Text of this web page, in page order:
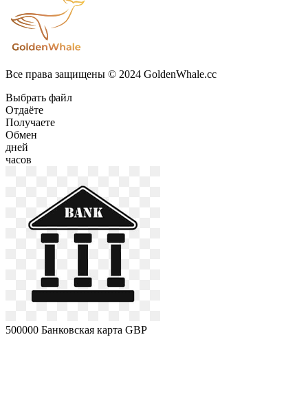
Все права защищены © 2024 GoldenWhale.cc
Выбрать файл
Отдаёте
Получаете
Обмен
дней
часов
500000 Банковская карта GBP